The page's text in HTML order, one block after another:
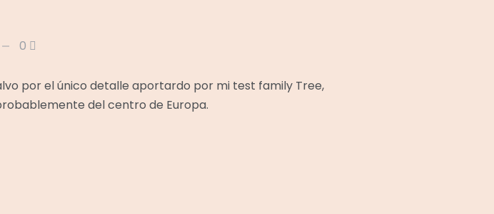
0
por el único detalle aportardo por mi test family Tree,
del centro de Europa.